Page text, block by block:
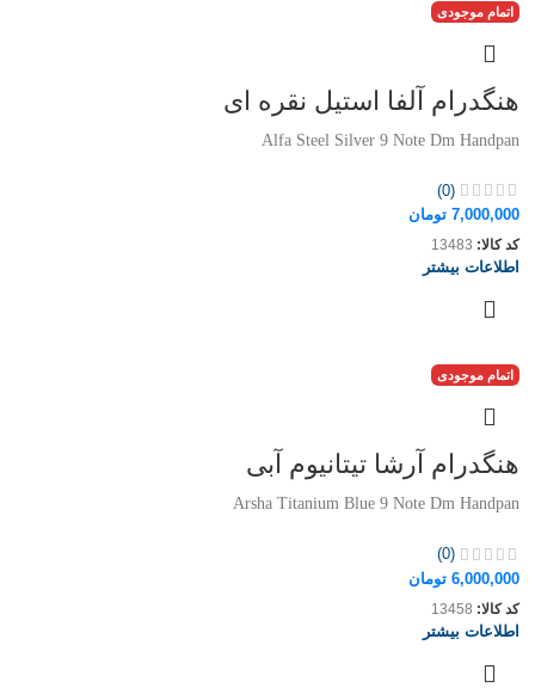
اتمام موجودی
هنگدرام آلفا استیل نقره ای
Alfa Steel Silver 9 Note Dm Handpan
(0)
7,000,000 تومان
کد کالا: 13483
اطلاعات بیشتر
اتمام موجودی
هنگدرام آرشا تیتانیوم آبی
Arsha Titanium Blue 9 Note Dm Handpan
(0)
6,000,000 تومان
کد کالا: 13458
اطلاعات بیشتر